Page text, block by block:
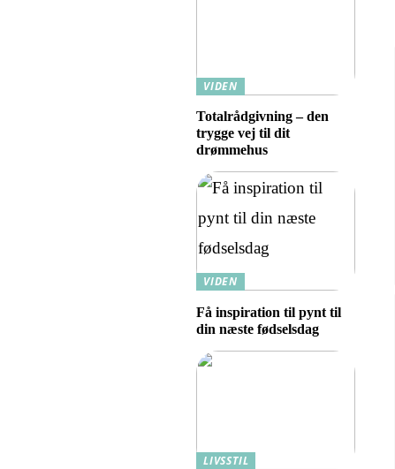
VIDEN
Totalrådgivning – den
trygge vej til dit
drømmehus
VIDEN
Få inspiration til pynt til
din næste fødselsdag
LIVSSTIL